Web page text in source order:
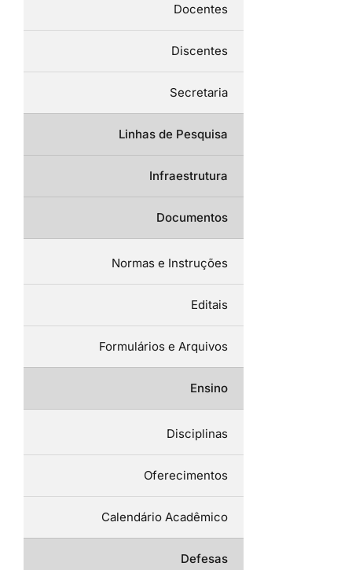
Docentes
Discentes
Secretaria
Linhas de Pesquisa
Infraestrutura
Documentos
Normas e Instruções
Editais
Formulários e Arquivos
Ensino
Disciplinas
Oferecimentos
Calendário Acadêmico
Defesas